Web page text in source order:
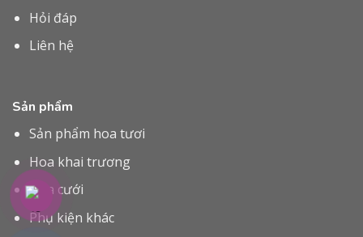
Hỏi đáp
Liên hệ
Sản phẩm
Sản phẩm hoa tươi
Hoa khai trương
Hoa cưới
Phụ kiện khác